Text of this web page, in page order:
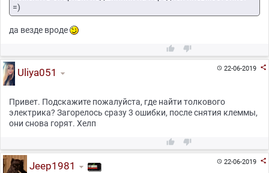
=)
да везде вроде
 
22-06-2019 
Uliya051
Привет. Подскажите пожалуйста, где найти толкового
электрика? Загорелось сразу 3 ошибки, после снятия клеммы,
они снова горят. Хелп
 
22-06-2019 
Jeep1981